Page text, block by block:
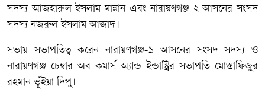
সদস্য আজহারুল ইসলাম মান্নান এবং নারায়ণগঞ্জ-২ আসনের সংসদ
সদস্য নজরুল ইসলাম আজাদ।
সভায় সভাপতিত্ব করেন নারায়ণগঞ্জ-১ আসনের সংসদ সদস্য ও
নারায়ণগঞ্জ চেম্বার অব কমার্স অ্যান্ড ইন্ডাস্ট্রির সভাপতি মোস্তাফিজুর
রহমান ভূঁইয়া দিপু।